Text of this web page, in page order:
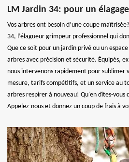
LM Jardin 34: pour un
Vos arbres ont besoin d’une coupe
34, l’élagueur grimpeur professionnel qui
Que ce soit pour un jardin privé ou un
arbres avec précision et sécurité. Équipés,
nous intervenons rapidement pour sublimer
mesure, tarifs compétitifs, et un service au
arbres respirer à nouveau! Qu'en dîtes-vous
Appelez-nous et donnez un coup de frais à